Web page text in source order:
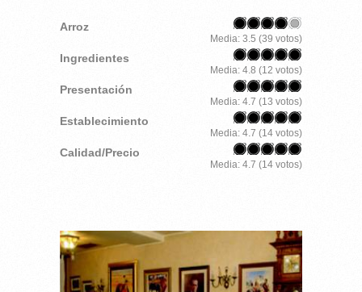
Arroz
Media: 3.5 (39 votos)
Ingredientes
Media: 4.8 (12 votos)
Presentación
Media: 4.7 (13 votos)
Establecimiento
Media: 4.7 (14 votos)
Calidad/Precio
Media: 4.7 (14 votos)